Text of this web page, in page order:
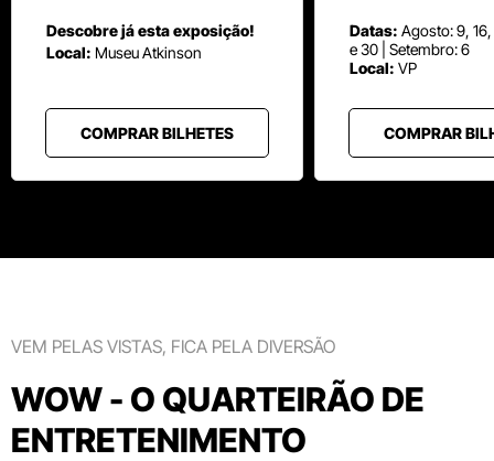
Descobre já esta exposição!
Local: MuseuAtkinson
COMPRAR BILHETES
Datas: Agosto: 9,
e 30 | Setembro: 6
Local: VP
COMPRAR
VEM PELAS VISTAS, FICA PELA DIVERSÃO
WOW - O QUARTEIRÃO DE
ENTRETENIMENTO